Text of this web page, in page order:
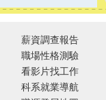
薪資調查報告
職場性格測驗
看影片找工作
科系就業導航